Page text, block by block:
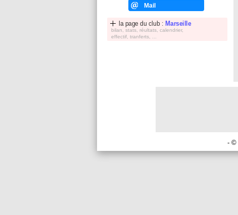
Mail
la page du club : Marseille
bilan, stats, réultats, calendrier,
effectif, tranferts, ...
- ©